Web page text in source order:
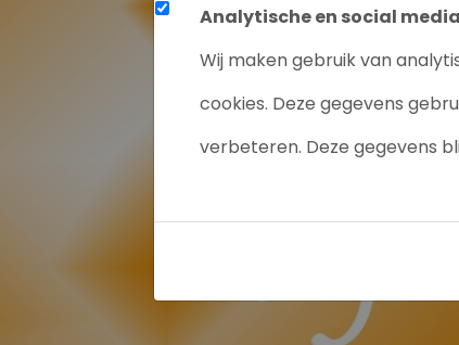
Analytische en social
Wij maken gebruik van
cookies. Deze gegevens
verbeteren. Deze gegevens